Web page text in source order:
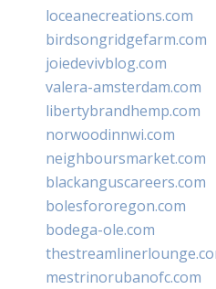
loceanecreations.com
birdsongridgefarm.com
joiedevivblog.com
valera-amsterdam.com
libertybrandhemp.com
norwoodinnwi.com
neighboursmarket.com
blackanguscareers.com
bolesfororegon.com
bodega-ole.com
mestrinorubanofc.com